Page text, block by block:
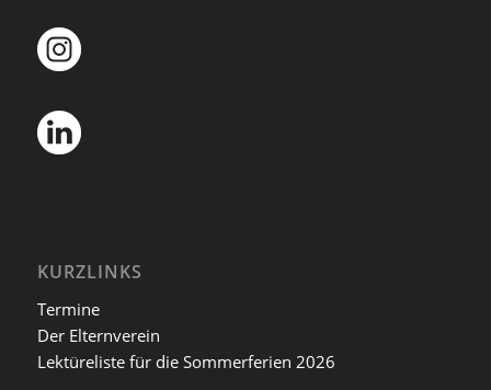
KURZLINKS
Termine
Der Elternverein
Lektüreliste für die Sommerferien 2026